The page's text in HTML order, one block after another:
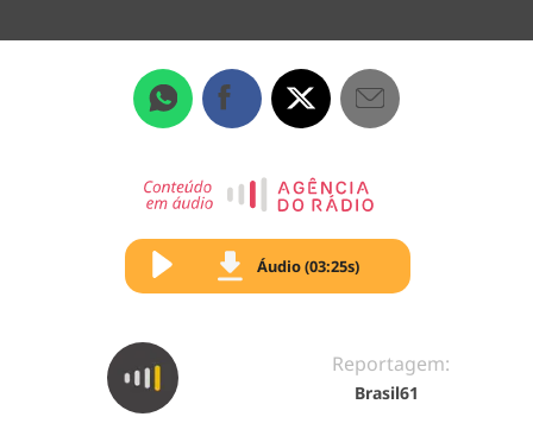
Áudio (03:25s)
Reportagem:
Brasil61